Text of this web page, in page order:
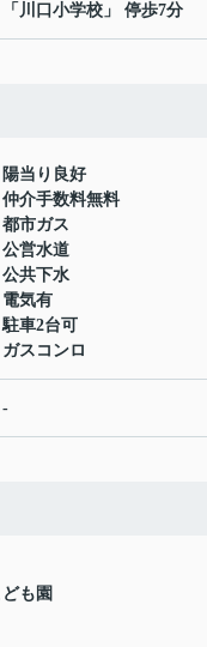
「川口小学校」 停歩7分
陽当り良好
仲介手数料無料
都市ガス
公営水道
公共下水
電気有
駐車2台可
ガスコンロ
-
も園